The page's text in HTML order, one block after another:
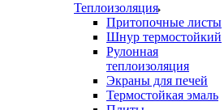
Теплоизоляция
Притопочные листы
Шнур термостойкий
Рулонная
теплоизоляция
Экраны для печей
Термостойкая эмаль